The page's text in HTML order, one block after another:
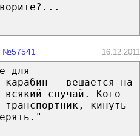
№57541 16.12.2011
для
карабин – вешается на
случай. Кого
кинуть